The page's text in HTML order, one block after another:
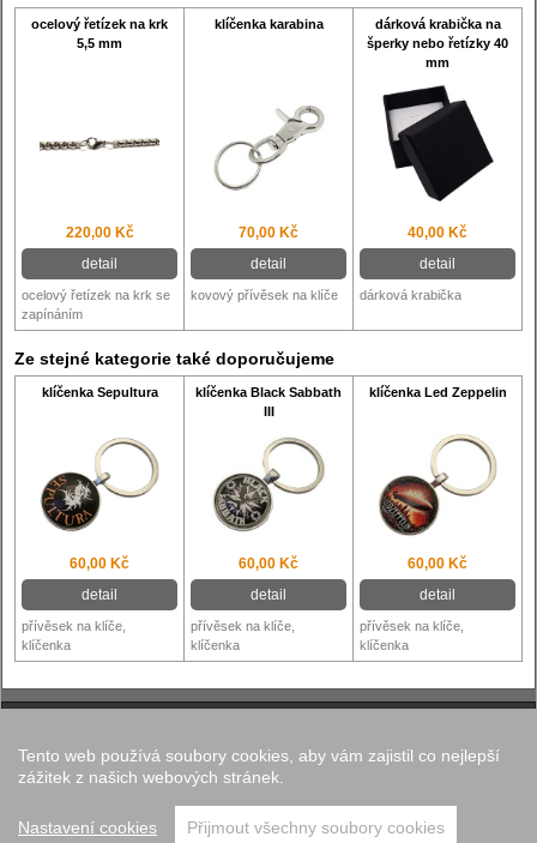
ocelový řetízek na krk
5,5 mm
klíčenka karabina
dárková krabička na
šperky nebo řetízky 40
mm
220,00 Kč
detail
70,00 Kč
detail
40,00 Kč
detail
ocelový řetízek na krk se
zapínáním
kovový přívěsek na klíče dárková krabička
Ze stejné kategorie také doporučujeme
klíčenka Sepultura
klíčenka Black Sabbath
klíčenka Led Zeppelin
60,00 Kč
detail
60,00 Kč
detail
60,00 Kč
detail
přívěsek na klíče,
klíčenka
přívěsek na klíče,
klíčenka
přívěsek na klíče,
klíčenka
Nastavení cookies
Copyright © 2012 - 2026Walk.cz
Tento web používá soubory cookies, aby vám zajistil co nejlepší
zážitek z našich webových stránek.
Nastavení cookies Přijmout všechny soubory cookies